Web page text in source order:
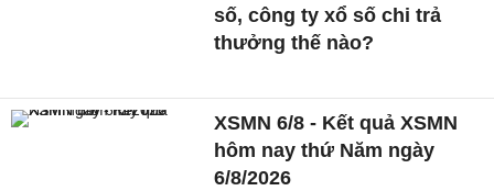
số, công ty xổ số chi trả
thưởng thế nào?
XSMN 6/8 - Kết quả XSMN
hôm nay thứ Năm ngày
6/8/2026